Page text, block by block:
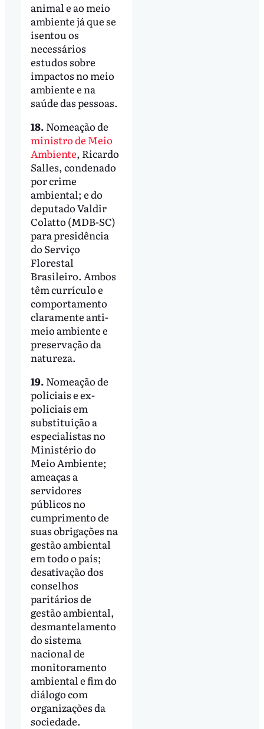
animal e ao meio
ambiente já que se
isentou os
necessários
estudos sobre
impactos no meio
ambiente e na
saúde das pessoas.
18. Nomeação de
ministro de Meio
Ambiente, Ricardo
Salles, condenado
por crime
ambiental; e do
deputado Valdir
Colatto (MDB-SC)
para presidência
do Serviço
Florestal
Brasileiro. Ambos
têm currículo e
comportamento
claramente anti-
meio ambiente e
preservação da
natureza.
19. Nomeação de
policiais e ex-
policiais em
substituição a
especialistas no
Ministério do
Meio Ambiente;
ameaças a
servidores
públicos no
cumprimento de
suas obrigações na
gestão ambiental
em todo o país;
desativação dos
conselhos
paritários de
gestão ambiental,
desmantelamento
do sistema
nacional de
monitoramento
ambiental e fim do
diálogo com
organizações da
sociedade.